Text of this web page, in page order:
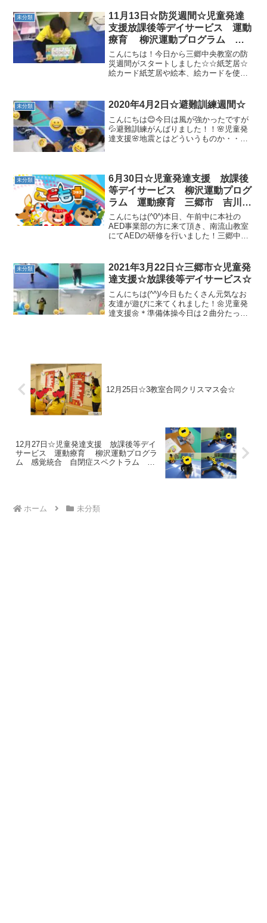
未分類
11月13日☆防災週間☆児童発達
支援放課後等デイサービス 運動
療育 柳沢運動プログラム 感
覚統合 自閉症 発達障害 埼玉
県 三郷市 吉川市 八潮市
気になる子
こんにちは！今日から三郷中央教室の防
災週間がスタートしました☆☆紙芝居☆
絵カード紙芝居や絵本、絵カードを使用
ービスの様子です♪☆今日の予定確認
中・・・みんな気になって集...
未分類 2020年4月2日☆避難訓練週間☆
こんにちは😊今日は風が強かったですが
💦避難訓練がんばりました！！🌸児童発
達支援🌸地震とはどういうものか・・と
小さな山登りにチ...
未分類
6月30日☆児童発達支援 放課後
等デイサービス 柳沢運動プログ
ラム 運動療育 三郷市 吉川
市 八潮市 気になる
こんにちは(^0^)本日、午前中に本社の
AED事業部の方に来て頂き、南流山教室
にてAEDの研修を行いました！三郷中央
した！実践練習トレーニング用のAEDを
使用しますい...
未分類
2021年3月22日☆三郷市☆児童発
達支援☆放課後等デイサービス☆
こんにちは(^^)/今日もたくさん元気なお
友達が遊びに来てくれました！🌼児童発
達支援🌼＊準備体操今日は２曲分たっぷ
12月25日☆3教室合同クリスマス会☆
12月27日☆児童発達支援 放課後等デイ
サービス 運動療育 柳沢運動プログラ
ム 感覚統合 自閉症スペクトラム Ａ
ホーム 未分類